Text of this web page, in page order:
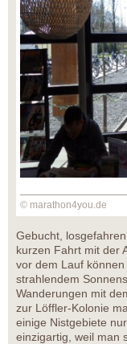
© marathon4you.de
Gebucht,
kurzen Fahrt mit der
vor dem Lauf
strahlendem
Wanderungen mit
zur Löffler-Kolonie
einige Nistgebiete
einzigartig, weil man